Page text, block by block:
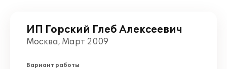
ИП Горский Глеб Алексеевич
Москва, Март 2009
Вариант работы